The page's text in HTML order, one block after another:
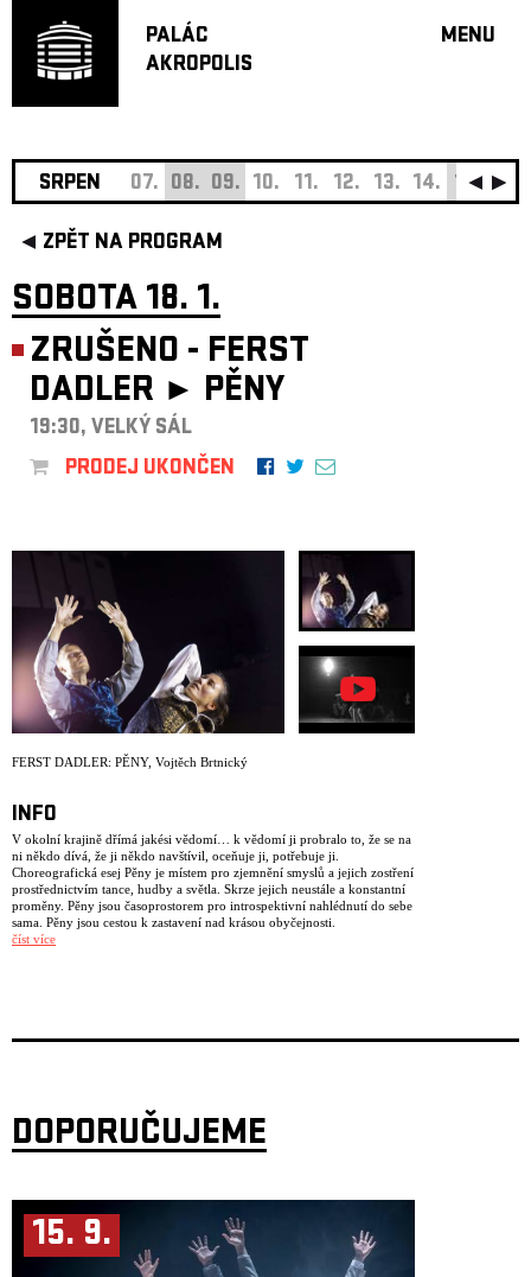
PALÁC
AKROPOLIS
MENU
JAZZ
SRPEN 07. 08. 09. 10. 11. 12. 13. 14. 15. 16.
ZPĚT NA PROGRAM
SOBOTA 18. 1.
ZRUŠENO - FERST
DADLER ► PĚNY
19:30, VELKÝ SÁL
PRODEJ UKONČEN
FERST DADLER: PĚNY, Vojtěch Brtnický
INFO
V okolní krajině dřímá jakési vědomí… k vědomí ji probralo to, že se na
ni někdo dívá, že ji někdo navštívil, oceňuje ji, potřebuje ji.
Choreografická esej Pěny je místem pro zjemnění smyslů a jejich zostření
prostřednictvím tance, hudby a světla. Skrze jejich neustále a konstantní
proměny. Pěny jsou časoprostorem pro introspektivní nahlédnutí do sebe
sama. Pěny jsou cestou k zastavení nad krásou obyčejnosti.
Skoroobyčejnosti.
číst více
DOPORUČUJEME
15. 9.